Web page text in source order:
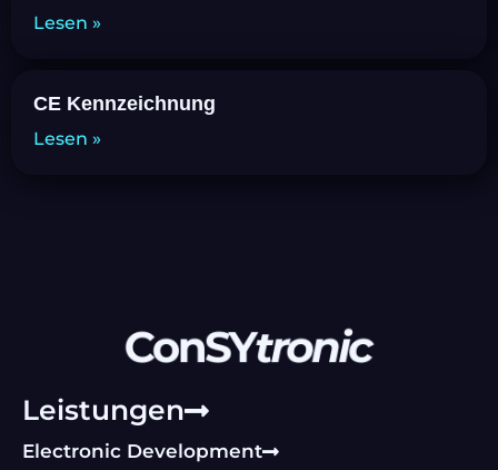
Lesen »
CE Kennzeichnung
Lesen »
Leistungen
Electronic Development